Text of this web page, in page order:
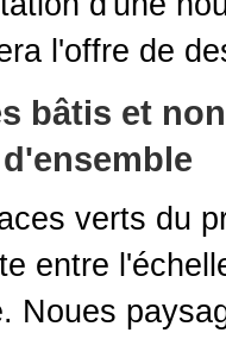
l'offre de
bâtis et
verts du
entre
Noues